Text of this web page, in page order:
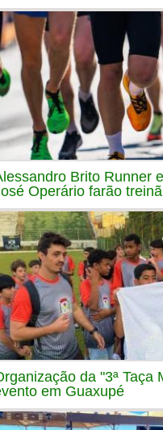
Brito Runner
Operário farão
da "3ª Taça
em Guaxupé